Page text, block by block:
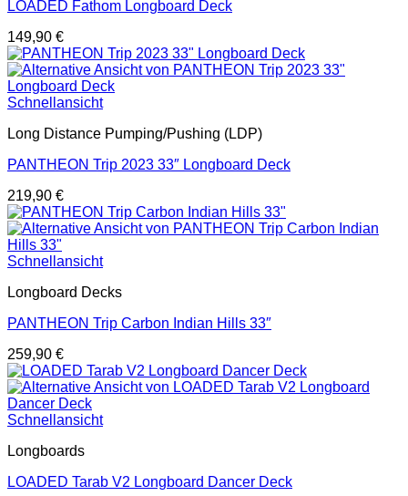
LOADED Fathom Longboard Deck
149,90 €
Schnellansicht
Long Distance Pumping/Pushing (LDP)
PANTHEON Trip 2023 33″ Longboard Deck
219,90 €
Schnellansicht
Longboard Decks
PANTHEON Trip Carbon Indian Hills 33″
259,90 €
Schnellansicht
Longboards
LOADED Tarab V2 Longboard Dancer Deck